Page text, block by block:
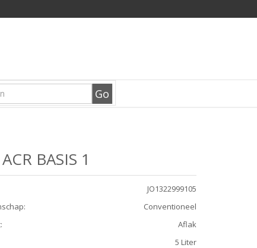
BASIS 1
JO1322999105
:
Conventioneel
:
Aflak
5 Liter